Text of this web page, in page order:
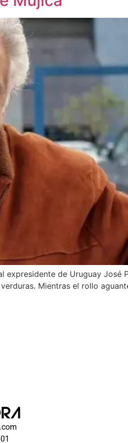
de Uruguay José
Mientras el rollo